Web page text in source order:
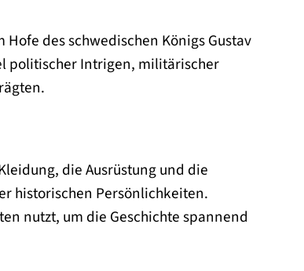
Hofe des schwedischen Königs Gustav
politischer Intrigen, militärischer
die Ausrüstung und die
historischen Persönlichkeiten.
nutzt, um die Geschichte spannend